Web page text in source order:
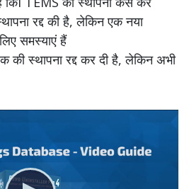
रद्द की है, लेकिन एक नया
समस्याएं हैं
स्थापना रद्द कर दी है, लेकिन अभी